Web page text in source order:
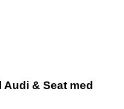
& Seat med